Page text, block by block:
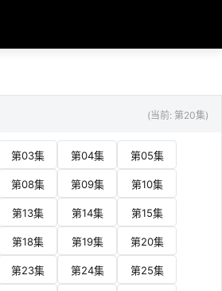
(当前: 第20集)
第03集 第04集 第05集
第08集 第09集 第10集
第13集 第14集 第15集
第18集 第19集 第20集
第23集 第24集 第25集